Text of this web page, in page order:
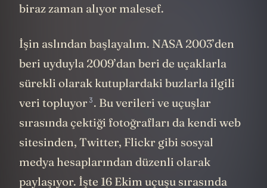
biraz zaman alıyor malesef.
İşin aslından başlayalım. NASA 2003’den
beri uyduyla 2009’dan beri de uçaklarla
sürekli olarak kutuplardaki buzlarla ilgili
veri topluyor3. Bu verileri ve uçuşlar
sırasında çektiği fotoğrafları da kendi web
sitesinden, Twitter, Flickr gibi sosyal
medya hesaplarından düzenli olarak
paylaşıyor. İşte 16 Ekim uçuşu sırasında